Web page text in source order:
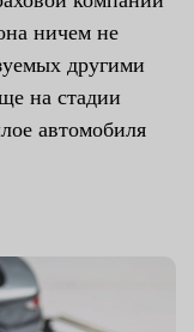
ничем не
другими
на стадии
автомобиля